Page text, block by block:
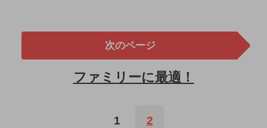
次のページ
ファミリーに最適！
1 2